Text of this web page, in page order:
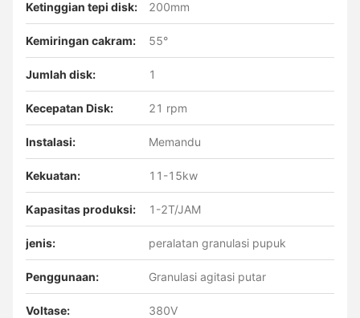
Ketinggian tepi disk: 200mm
Kemiringan cakram: 55°
Jumlah disk: 1
Kecepatan Disk: 21 rpm
Instalasi: Memandu
Kekuatan: 11-15kw
Kapasitas produksi: 1-2T/JAM
jenis: peralatan granulasi pupuk
Penggunaan: Granulasi agitasi putar
Voltase: 380V